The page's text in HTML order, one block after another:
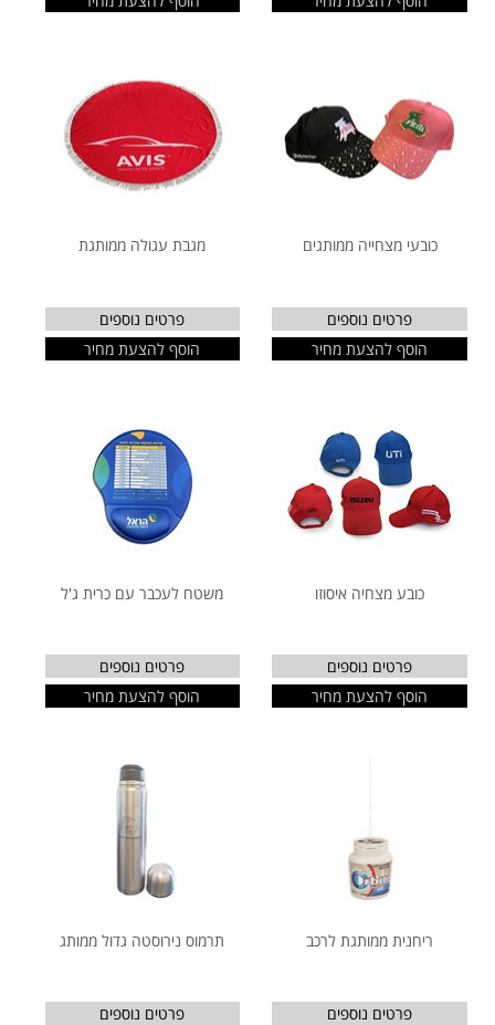
כובעי מצחייה ממותגים
פרטים נוספים
הוסף להצעת מחיר
מגבת עגולה ממותגת
פרטים נוספים
הוסף להצעת מחיר
כובע מצחיה איסוזו
פרטים נוספים
הוסף להצעת מחיר
משטח לעכבר עם כרית ג'ל
פרטים נוספים
הוסף להצעת מחיר
ריחנית ממותגת לרכב
פרטים נוספים
תרמוס נירוסטה גדול ממותג
פרטים נוספים